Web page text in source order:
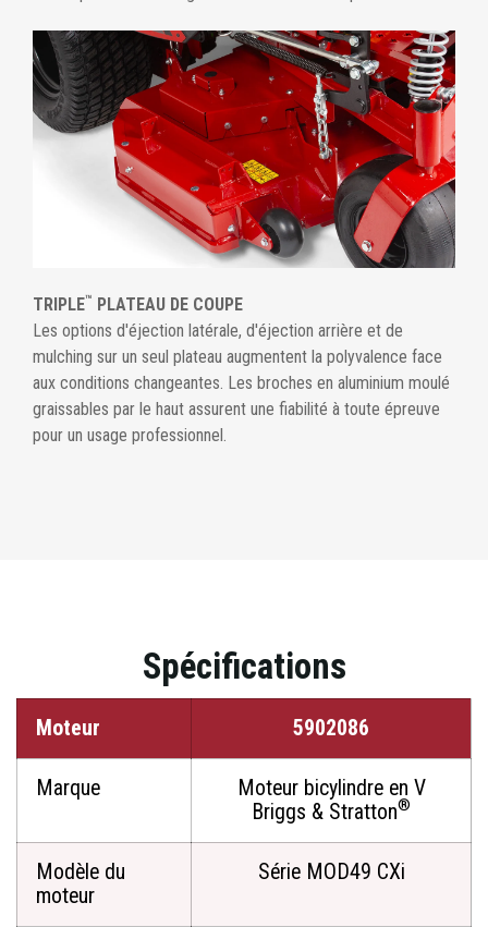
TRIPLE™ PLATEAU DE COUPE
Les options d'éjection latérale, d'éjection arrière et de
mulching sur un seul plateau augmentent la polyvalence face
aux conditions changeantes. Les broches en aluminium moulé
graissables par le haut assurent une fiabilité à toute épreuve
pour un usage professionnel.
Spécifications
Moteur 5902086
Marque
Moteur bicylindre en V
Briggs & Stratton®
Modèle du
moteur
Série MOD49 CXi